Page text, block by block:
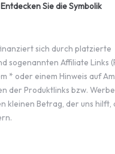
Sie die Symbolik
sich durch platzierte
sogenannten Affiliate Links
* oder einem Hinweis auf
der Produktlinks bzw.
kleinen Betrag, der uns hilft,